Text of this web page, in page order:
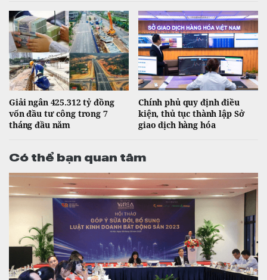
Giải ngân 425.312 tỷ đồng
vốn đầu tư công trong 7
tháng đầu năm
Chính phủ quy định điều
kiện, thủ tục thành lập Sở
giao dịch hàng hóa
Có thể bạn quan tâm